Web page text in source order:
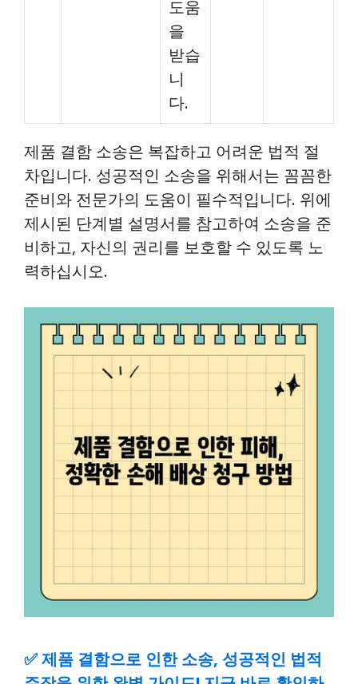
도움
을
받습
니
다.
제품 결함 소송은 복잡하고 어려운 법적 절
차입니다. 성공적인 소송을 위해서는 꼼꼼한
준비와 전문가의 도움이 필수적입니다. 위에
제시된 단계별 설명서를 참고하여 소송을 준
비하고, 자신의 권리를 보호할 수 있도록 노
력하십시오.
✅제품 결함으로 인한 소송, 성공적인 법적